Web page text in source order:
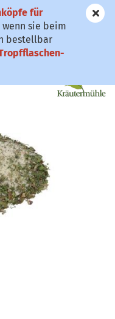
✆ 0911-61 79
25
für
wenn sie beim
bestellbar